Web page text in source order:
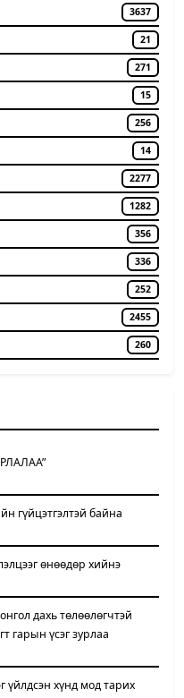
3637
21
271
15
256
14
2277
1282
356
336
252
2455
260
гүйцэтгэлтэй байна
өнөөдөр хийнэ
дахь төлөөлөгчтэй
гарын үсэг зурлаа
үйлдсэн хүнд мод тарих